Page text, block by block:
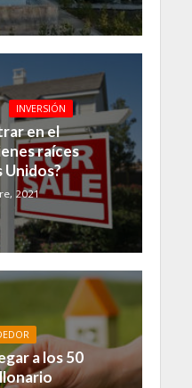
INVERSIÓN
en el
raíces
Unidos?
2021
a los 50